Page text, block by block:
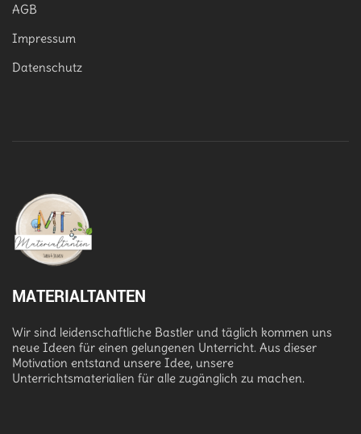
AGB
Impressum
Datenschutz
MATERIALTANTEN
Wir sind leidenschaftliche Bastler und täglich kommen uns
neue Ideen für einen gelungenen Unterricht. Aus dieser
Motivation entstand unsere Idee, unsere
Unterrichtsmaterialien für alle zugänglich zu machen.